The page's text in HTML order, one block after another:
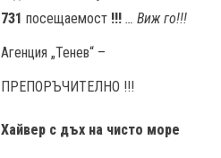
731 посещаемост !!! … Виж го!!!
Агенция „Тенев“ –
ПРЕПОРЪЧИТЕЛНО !!!
Хайвер с дъх на чисто море